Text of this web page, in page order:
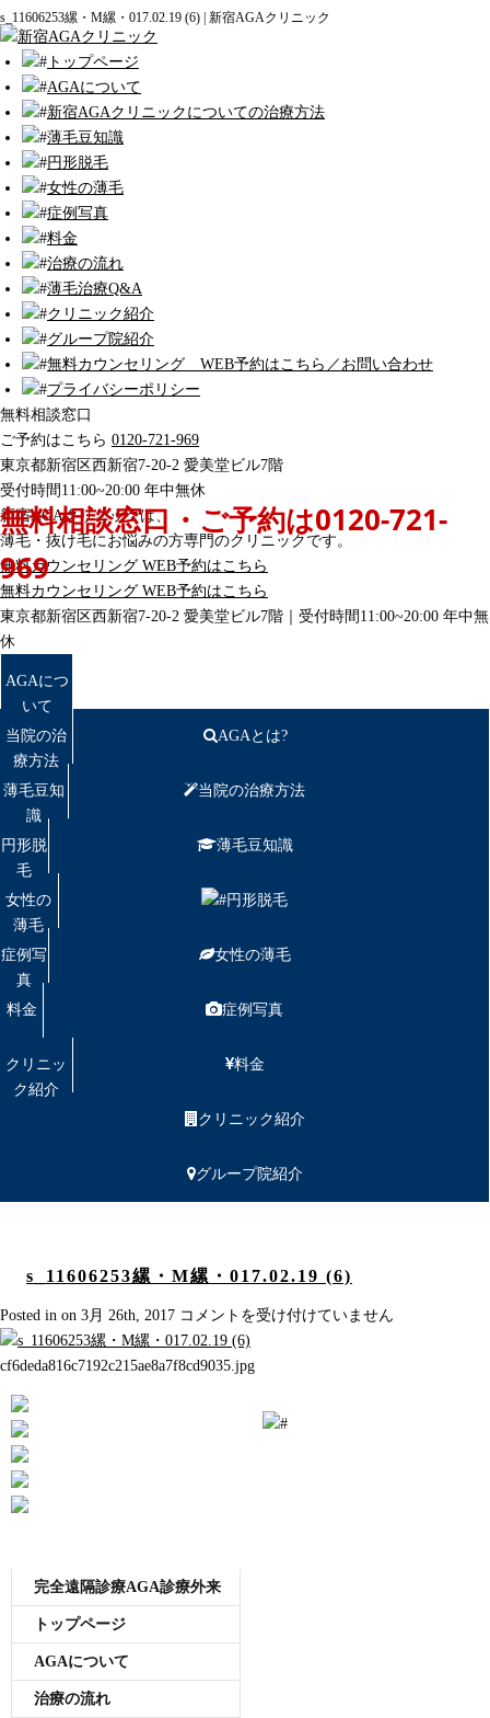
s_11606253縲・M縲・017.02.19 (6) | 新宿AGAクリニック
トップページ
AGAについて
新宿AGAクリニックについての治療方法
薄毛豆知識
円形脱毛
女性の薄毛
症例写真
料金
治療の流れ
薄毛治療Q&A
クリニック紹介
グループ院紹介
無料カウンセリング WEB予約はこちら／お問い合わせ
プライバシーポリシー
無料相談窓口
ご予約はこちら 0120-721-969
東京都新宿区西新宿7-20-2 愛美堂ビル7階
受付時間11:00~20:00 年中無休
無料相談窓口・ご予約は0120-721-
969
新宿AGAクリニックは、
薄毛・抜け毛にお悩みの方専門のクリニックです。
無料カウンセリング WEB予約はこちら
無料カウンセリング WEB予約はこちら
東京都新宿区西新宿7-20-2 愛美堂ビル7階｜ 受付時間11:00~20:00 年中無
休
AGAにつ
いて
当院の治
療方法
薄毛豆知
識
円形脱
毛
女性の
薄毛
症例写
真
料金
クリニッ
ク紹介
AGAとは?
当院の治療方法
薄毛豆知識
円形脱毛
女性の薄毛
症例写真
料金
クリニック紹介
グループ院紹介
s_11606253縲・M縲・017.02.19 (6)
Posted in on 3月 26th, 2017 s_11606253
縲・
M
コメントを受け付けていません
cf6deda816c7192c215ae8a7f8cd9035.jpg
完全遠隔診療AGA診療外来
トップページ
AGAについて
治療の流れ